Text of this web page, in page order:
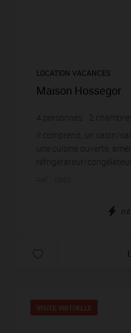
LOCATION VACANCES
Maison Hossegor
4 personnes 2 chambres
Il comprend, un salon/
une cuisine ouverte,
réfrigérateur/
VISITE VIRTUELLE